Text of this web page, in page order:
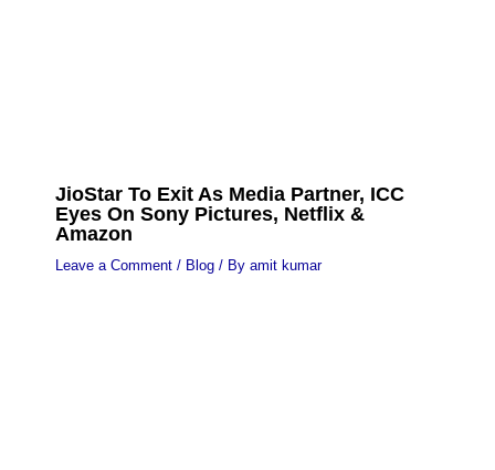
JioStar To Exit As Media Partner, ICC
Eyes On Sony Pictures, Netflix &
Amazon
Leave a Comment / Blog/ By amit kumar